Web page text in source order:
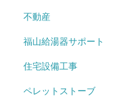
不動産
福山給湯器サポート
住宅設備工事
ペレットストーブ